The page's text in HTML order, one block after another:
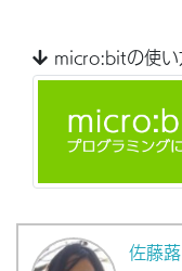
micro:bitの使い
佐藤蕗